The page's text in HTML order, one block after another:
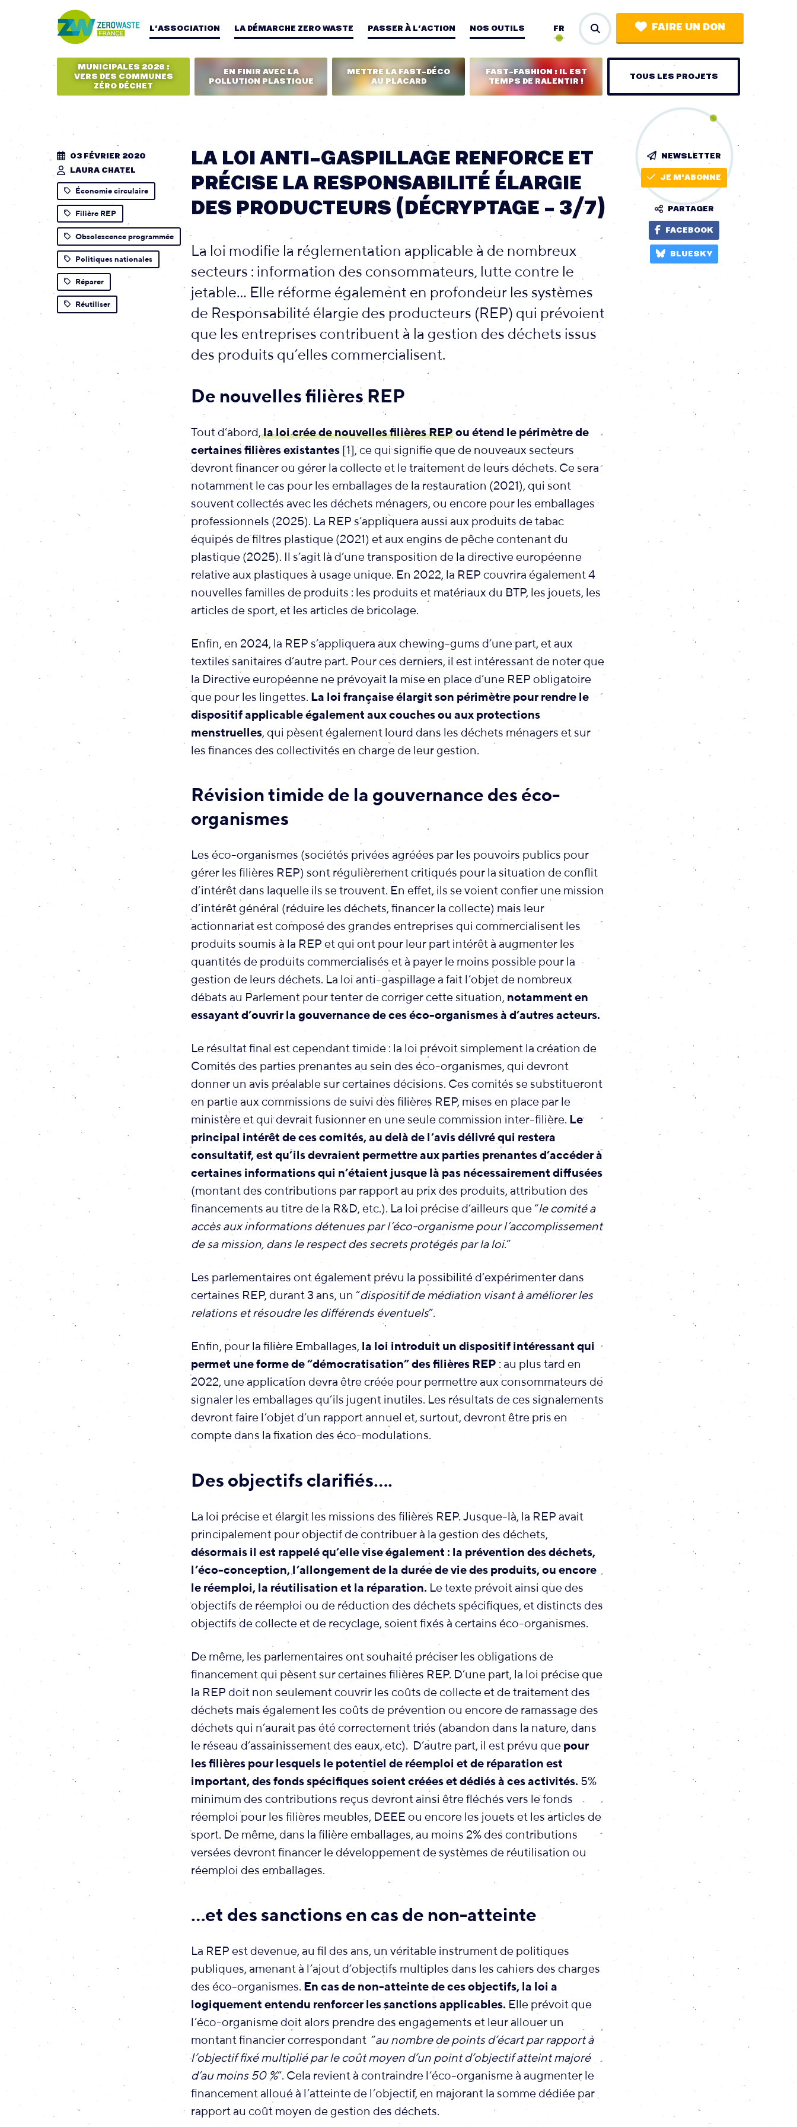
L’ASSOCIATION LA DÉMARCHE ZERO WASTE PASSER À L’ACTION NOS OUTILS FR FAIRE UN DON
MUNICIPALES 2026 :
VERS DES COMMUNES
ZÉRO DÉCHET
EN FINIR AVEC LA
POLLUTION PLASTIQUE
METTRE LA FAST-DÉCO
AU PLACARD
FAST-FASHION : IL EST
TEMPS DE RALENTIR !
TOUS LES PROJETS
03 FÉVRIER 2020
LAURA CHATEL
Économie circulaire
Filière REP
Obsolescence programmée
Politiques nationales
Réparer
Réutiliser
LA LOI ANTI-GASPILLAGE RENFORCE ET
PRÉCISE LA RESPONSABILITÉ ÉLARGIE
DES PRODUCTEURS (DÉCRYPTAGE – 3/7)
La loi modifie la réglementation applicable à de nombreux
secteurs : information des consommateurs, lutte contre le
jetable… Elle réforme également en profondeur les systèmes
de Responsabilité élargie des producteurs (REP) qui prévoient
que les entreprises contribuent à la gestion des déchets issus
des produits qu’elles commercialisent.
NEWSLETTER
JE M'ABONNE
PARTAGER
FACEBOOK
BLUESKY
De nouvelles filières REP
Tout d’abord,la loi crée de nouvelles filières REPou étend le périmètre de
certaines filières existantes [1], ce qui signifie que de nouveaux secteurs
devront financer ou gérer la collecte et le traitement de leurs déchets. Ce sera
notamment le cas pour les emballages de la restauration (2021), qui sont
souvent collectés avec les déchets ménagers, ou encore pour les emballages
professionnels (2025). La REP s’appliquera aussi aux produits de tabac
équipés de filtres plastique (2021) et aux engins de pêche contenant du
plastique (2025). Il s’agit là d’une transposition de la directive européenne
relative aux plastiques à usage unique. En 2022, la REP couvrira également 4
nouvelles familles de produits : les produits et matériaux du BTP, les jouets, les
articles de sport, et les articles de bricolage.
Enfin, en 2024, la REP s’appliquera aux chewing-gums d’une part, et aux
textiles sanitaires d’autre part. Pour ces derniers, il est intéressant de noter que
la Directive européenne ne prévoyait la mise en place d’une REP obligatoire
que pour les lingettes. La loi française élargit son périmètre pour rendre le
dispositif applicable également aux couches ou aux protections
menstruelles, qui pèsent également lourd dans les déchets ménagers et sur
les finances des collectivités en charge de leur gestion.
Révision timide de la gouvernance des éco-
organismes
Les éco-organismes (sociétés privées agréées par les pouvoirs publics pour
gérer les filières REP) sont régulièrement critiqués pour la situation de conflit
d’intérêt dans laquelle ils se trouvent. En effet, ils se voient confier une mission
d’intérêt général (réduire les déchets, financer la collecte) mais leur
actionnariat est composé des grandes entreprises qui commercialisent les
produits soumis à la REP et qui ont pour leur part intérêt à augmenter les
quantités de produits commercialisés et à payer le moins possible pour la
gestion de leurs déchets. La loi anti-gaspillage a fait l’objet de nombreux
débats au Parlement pour tenter de corriger cette situation, notamment en
essayant d’ouvrir la gouvernance de ces éco-organismes à d’autres acteurs.
Le résultat final est cependant timide : la loi prévoit simplement la création de
Comités des parties prenantes au sein des éco-organismes, qui devront
donner un avis préalable sur certaines décisions. Ces comités se substitueront
en partie aux commissions de suivi des filières REP, mises en place par le
ministère et qui devrait fusionner en une seule commission inter-filière. Le
principal intérêt de ces comités, au delà de l’avis délivré qui restera
consultatif, est qu’ils devraient permettre aux parties prenantes d’accéder à
certaines informations qui n’étaient jusque là pas nécessairement diffusées
(montant des contributions par rapport au prix des produits, attribution des
financements au titre de la R&D, etc.). La loi précise d’ailleurs que “le comité a
accès aux informations détenues par l’éco-organisme pour l’accomplissement
de sa mission, dans le respect des secrets protégés par la loi.”
Les parlementaires ont également prévu la possibilité d’expérimenter dans
certaines REP, durant 3 ans, un “dispositif de médiation visant à améliorer les
relations et résoudre les différends éventuels”.
Enfin, pour la filière Emballages, la loi introduit un dispositif intéressant qui
permet une forme de “démocratisation” des filières REP : au plus tard en
2022, une application devra être créée pour permettre aux consommateurs de
signaler les emballages qu’ils jugent inutiles. Les résultats de ces signalements
devront faire l’objet d’un rapport annuel et, surtout, devront être pris en
compte dans la fixation des éco-modulations.
Des objectifs clarifiés….
La loi précise et élargit les missions des filières REP. Jusque-là, la REP avait
principalement pour objectif de contribuer à la gestion des déchets,
désormais il est rappelé qu’elle vise également : la prévention des déchets,
l’éco-conception, l’allongement de la durée de vie des produits, ou encore
le réemploi, la réutilisation et la réparation. Le texte prévoit ainsi que des
objectifs de réemploi ou de réduction des déchets spécifiques, et distincts des
objectifs de collecte et de recyclage, soient fixés à certains éco-organismes.
De même, les parlementaires ont souhaité préciser les obligations de
financement qui pèsent sur certaines filières REP. D’une part, la loi précise que
la REP doit non seulement couvrir les coûts de collecte et de traitement des
déchets mais également les coûts de prévention ou encore de ramassage des
déchets qui n’aurait pas été correctement triés (abandon dans la nature, dans
le réseau d’assainissement des eaux, etc). D’autre part, il est prévu que pour
les filières pour lesquels le potentiel de réemploi et de réparation est
important, des fonds spécifiques soient créées et dédiés à ces activités. 5%
minimum des contributions reçus devront ainsi être fléchés vers le fonds
réemploi pour les filières meubles, DEEE ou encore les jouets et les articles de
sport. De même, dans la filière emballages, au moins 2% des contributions
versées devront financer le développement de systèmes de réutilisation ou
réemploi des emballages.
…et des sanctions en cas de non-atteinte
La REP est devenue, au fil des ans, un véritable instrument de politiques
publiques, amenant à l’ajout d’objectifs multiples dans les cahiers des charges
des éco-organismes. En cas de non-atteinte de ces objectifs, la loi a
logiquement entendu renforcer les sanctions applicables. Elle prévoit que
l’éco-organisme doit alors prendre des engagements et leur allouer un
montant financier correspondant “au nombre de points d’écart par rapport à
l’objectif fixé multiplié par le coût moyen d’un point d’objectif atteint majoré
d’au moins 50 %”. Cela revient à contraindre l’éco-organisme à augmenter le
financement alloué à l’atteinte de l’objectif, en majorant la somme dédiée par
rapport au coût moyen de gestion des déchets.